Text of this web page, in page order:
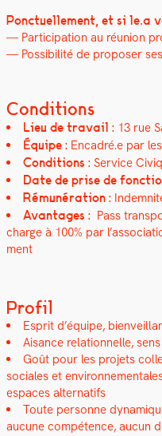
Ponctuelle­ment, et si le.a
— Par­tic­i­pa­tion au réu­nion
— Pos­si­bil­ité de pro­pos­er
Conditions
Lieu de tra­vail : 13 rue
Équipe : Encadré.e par
Con­di­tions : Ser­vice
Date de prise de
Rémunéra­tion :
Avan­tages : Pass
charge à 100% par
ment
Profil
Esprit d’équipe,
Aisance rela­tion­nelle,
Goût pour les pro­jets
sociales et
espaces alter­nat­ifs
Toute per­son­ne
aucune com­pé­tence, aucun